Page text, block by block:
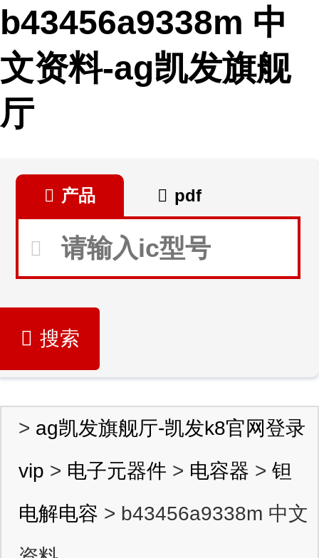
b43456a9338m 中
文资料-ag凯发旗舰
厅
产品 pdf
搜索
> ag凯发旗舰厅-凯发k8官网登录
vip > 电子元器件 > 电容器 > 钽
电解电容 > b43456a9338m 中文